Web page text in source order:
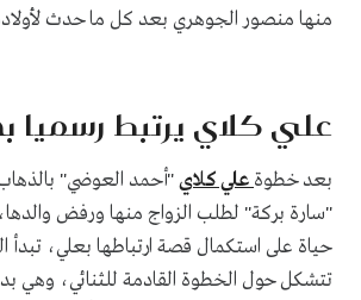
منها منصور الجوهري بعد كل ما حدث
علي كلاي يرتبط رسميا
بعد خطوة علي كلاي"أحمد العوضي" بالذهاب
"سارة بركة" لطلب الزواج منها ورفض
حياة على استكمال قصة ارتباطها بعلي، تبدأ
تتشكل حول الخطوة القادمة للثنائي، وهي